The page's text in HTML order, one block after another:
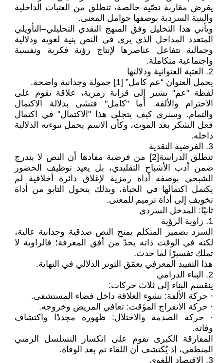
يفرض مقاربة نصّية خالصة، تنطلق من العتبات الداخلية
والبنية السردية بوصفها حوامل المعنى.
ويأتي هذا التحليل وفق المنهج النقدي التحليلي–التأويلي
المتعدد المداخل الذي يرى في النص بنية لغوية ودلالية
وجمالية تتفاعل عناصرها لإنتاج رؤية فكرية ونفسية
واجتماعية متكاملة.
2. العتبة العنوانية ودلالتها
يحمل العنوان “عم كامل” [1] حمولة وجدانية واضحة.
لفظة "عم" تشير إلى قرابة رمزية، علاقة تقوم على
الاحترام والألفة. أما "كامل" فتشي بدلالة الاكتمال
والتمام. وسنرى كيف يتجلى هذا "الاكتمال" في اكتمال
فعل الشكر بعد الموت، وكأن الاسم يحمل نبوءته الدلالية
داخله.
3. الفرضية النقدية
تنطلق الدراسة[2] من فرضية مفادها أن النص لا يندرج
ضمن أدب الأشباح التقليدي، بل يعيد توظيف الحضور
الشبحي بوصفه أداة رمزية لإغلاق دائرة أخلاقية لم
يكتمل اكتمالها في الحياة، وبذلك يتحول التابو من أداة
تخويف إلى أداة ترميم للمعنى.
ثانيًا: المدخل السردي
1. زاوية الرؤية
السرد بضمير المتكلم يمنح النص صدقية وجدانية عالية،
لكنه في الوقت ذاته يحدّ من أفق المعرفة؛ فالراوية لا
تملك تفسيرًا لما حدث.
هذا التقييد المعرفي يعمّق التوتر الدلالي في النهاية.
2. البناء الدرامي
ينقسم البناء إلى ثلاث حركات:
· حركة الألفة: نشوء العلاقة داخل فضاء المستشفى.
· حركة الانفراج المؤقت: تعافي المريض وخروجه.
· حركة الصدمة والاختلال: ظهوره مجددًا واكتشاف
وفاته.
المفارقة الكبرى تقوم على انكسار التسلسل الزمني
المنطقي، إذ يُكتشف أن اللقاء تم بعد الوفاة.
3. الاقتصاد اللغوي